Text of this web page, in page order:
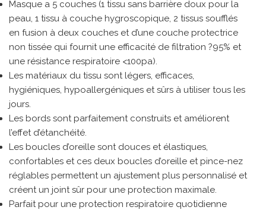
Masque a 5 couches (1 tissu sans barrière doux pour la
peau, 1 tissu à couche hygroscopique, 2 tissus soufflés
en fusion à deux couches et d’une couche protectrice
non tissée qui fournit une efficacité de filtration ?95% et
une résistance respiratoire <100pa).
Les matériaux du tissu sont légers, efficaces,
hygiéniques, hypoallergéniques et sûrs à utiliser tous les
jours.
Les bords sont parfaitement construits et améliorent
l’effet d’étanchéité.
Les boucles d’oreille sont douces et élastiques,
confortables et ces deux boucles d’oreille et pince-nez
réglables permettent un ajustement plus personnalisé et
créent un joint sûr pour une protection maximale.
Parfait pour une protection respiratoire quotidienne